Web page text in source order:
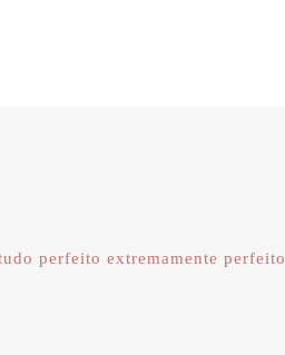
perfeito extremamente perfeito